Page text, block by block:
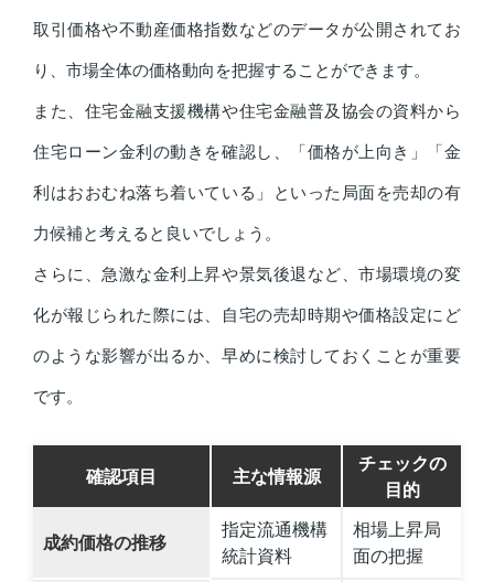
取引価格や不動産価格指数などのデータが公開されてお
り、市場全体の価格動向を把握することができます。
また、住宅金融支援機構や住宅金融普及協会の資料から
住宅ローン金利の動きを確認し、「価格が上向き」「金
利はおおむね落ち着いている」といった局面を売却の有
力候補と考えると良いでしょう。
さらに、急激な金利上昇や景気後退など、市場環境の変
化が報じられた際には、自宅の売却時期や価格設定にど
のような影響が出るか、早めに検討しておくことが重要
です。
確認項目 主な情報源
チェックの
目的
成約価格の推移
指定流通機構
統計資料
相場上昇局
面の把握